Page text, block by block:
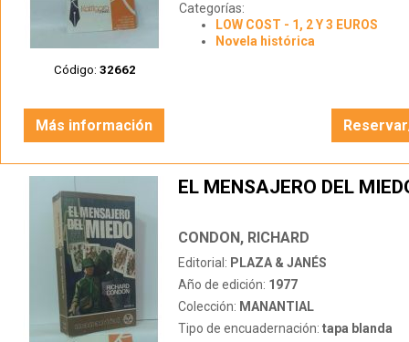
Código: 32662
Categorías:
LOW COST - 1, 2 Y 3 EUROS
Novela histórica
Más información
EL MENSAJERO DEL
CONDON, RICHARD
Editorial: PLAZA & JANÉS
Año de edición: 1977
Colección: MANANTIAL
Tipo de encuadernación: tapa blanda